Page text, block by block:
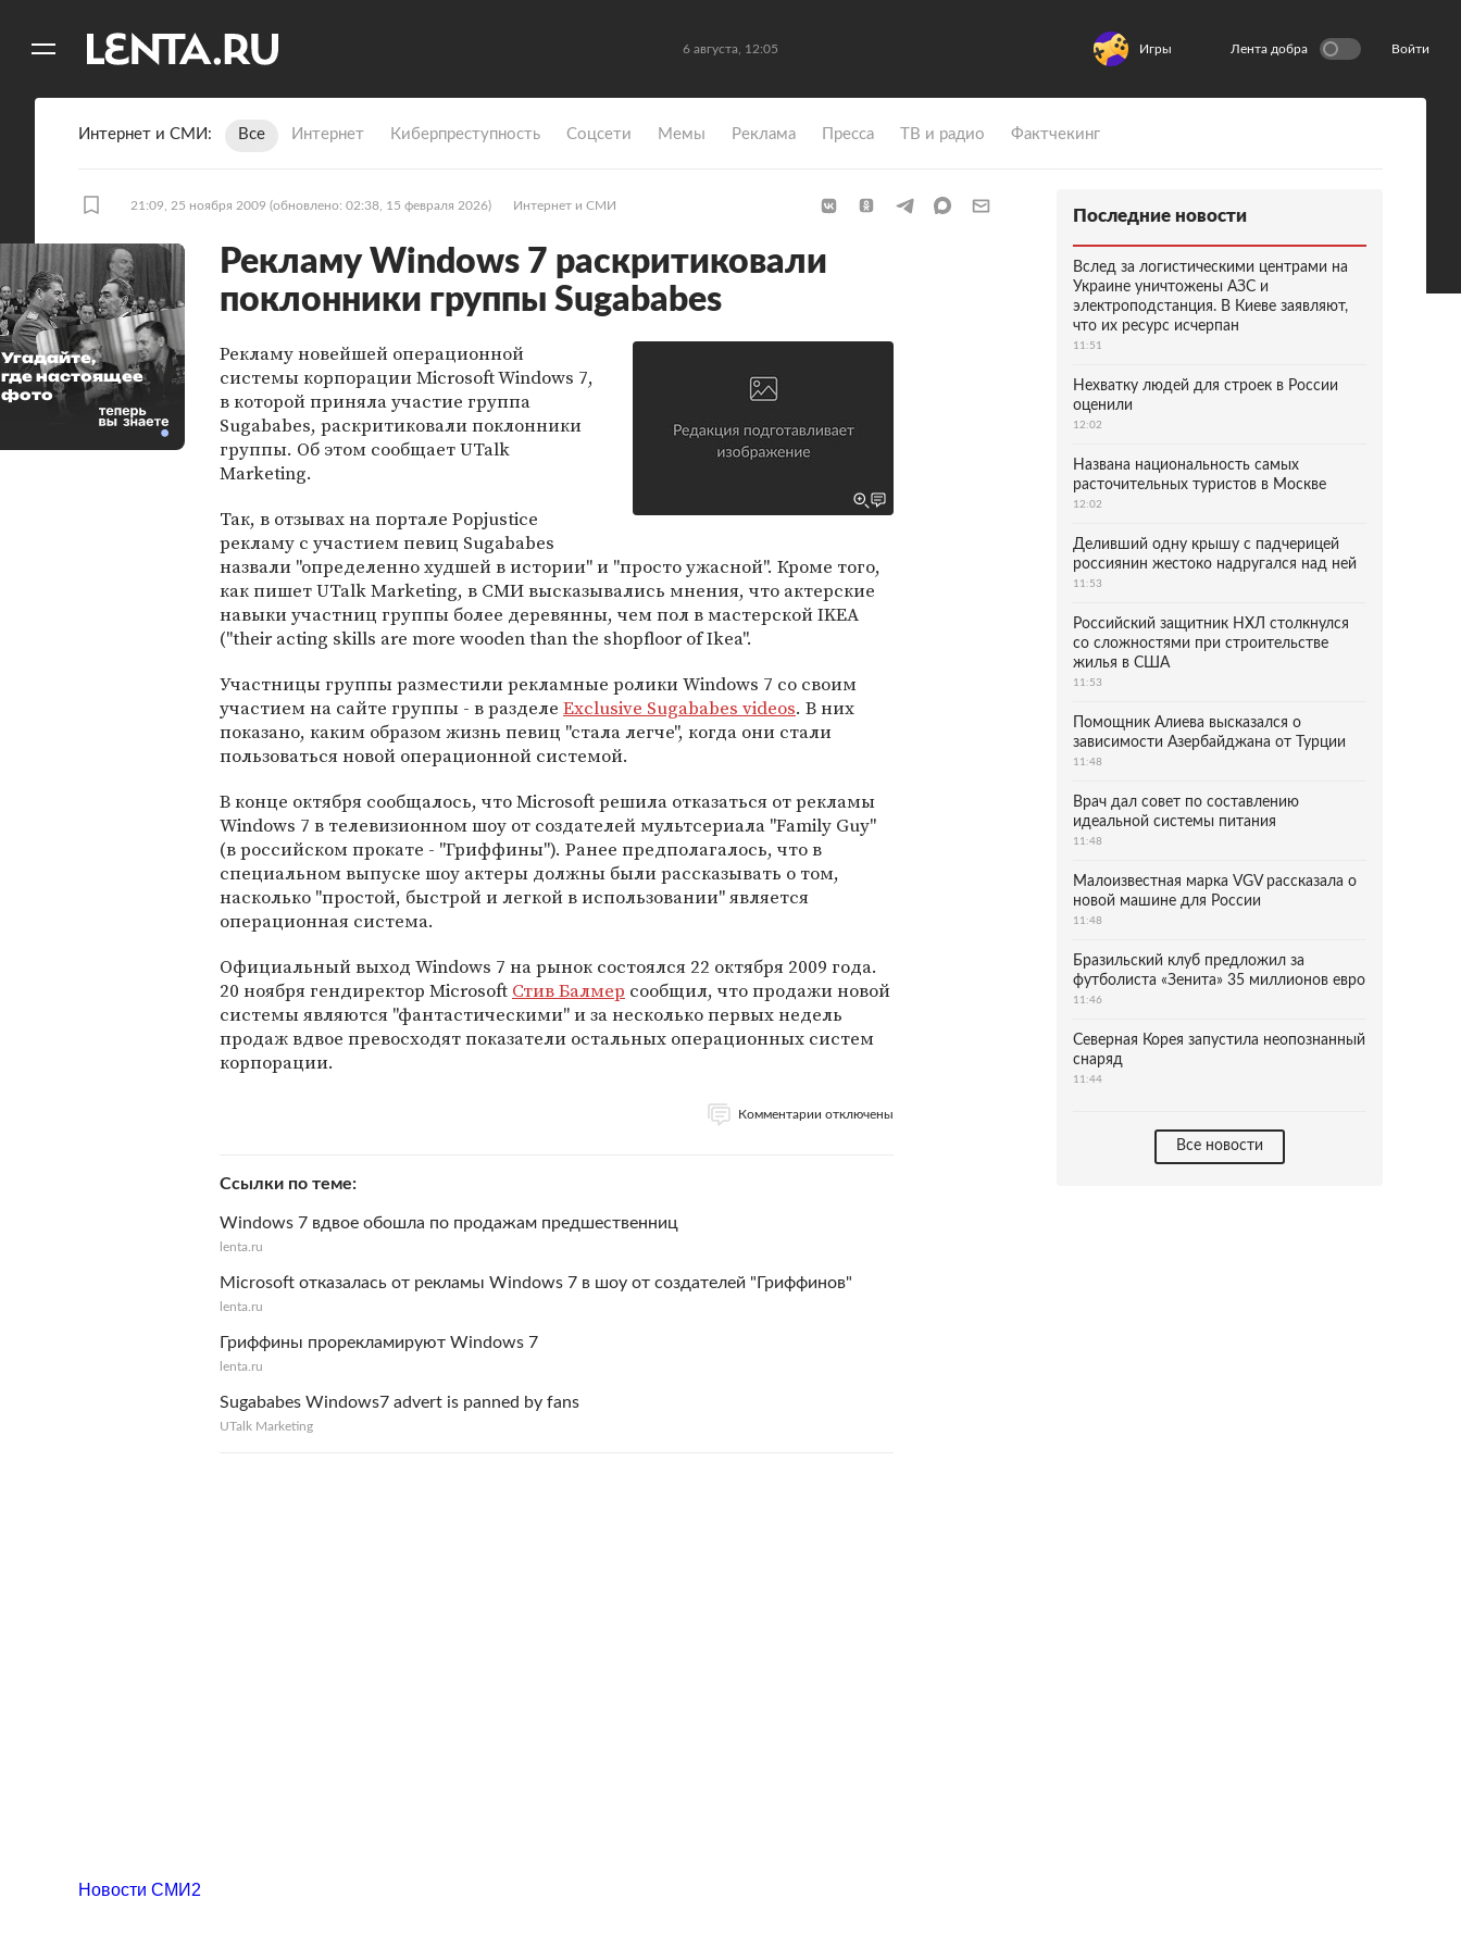
6 августа, 12:05 Игры Лента добра Войти
Интернет и СМИ Все Интернет Киберпреступность Coцсети Мемы Реклама Пресса ТВ и радио Фактчекинг
21:09, 25 ноября 2009 (обновлено: 02:38, 15 февраля 2026) Интернет и СМИ
Рекламу Windows 7 раскритиковали
поклонники группы Sugababes
Рекламу новейшей операционной
системы корпорации Microsoft Windows 7,
в которой приняла участие группа
Sugababes, раскритиковали поклонники
группы. Об этом сообщает UTalk
Marketing.
Так, в отзывах на портале Popjustice
рекламу с участием певиц Sugababes
назвали "определенно худшей в истории" и "просто ужасной". Кроме того,
как пишет UTalk Marketing, в СМИ высказывались мнения, что актерские
навыки участниц группы более деревянны, чем пол в мастерской IKEA
("their acting skills are more wooden than the shopfloor of Ikea".
Участницы группы разместили рекламные ролики Windows 7 со своим
участием на сайте группы - в разделе Exclusive Sugababes videos. В них
показано, каким образом жизнь певиц "стала легче", когда они стали
пользоваться новой операционной системой.
В конце октября сообщалось, что Microsoft решила отказаться от рекламы
Windows 7 в телевизионном шоу от создателей мультсериала "Family Guy"
(в российском прокате - "Гриффины"). Ранее предполагалось, что в
специальном выпуске шоу актеры должны были рассказывать о том,
насколько "простой, быстрой и легкой в использовании" является
операционная система.
Официальный выход Windows 7 на рынок состоялся 22 октября 2009 года.
20 ноября гендиректор Microsoft Стив Балмер сообщил, что продажи новой
системы являются "фантастическими" и за несколько первых недель
продаж вдвое превосходят показатели остальных операционных систем
корпорации.
Комментарии отключены
Ссылки по теме
Windows 7 вдвое обошла по продажам предшественниц
lenta.ru
Microsoft отказалась от рекламы Windows 7 в шоу от создателей "Гриффинов"
lenta.ru
Гриффины прорекламируют Windows 7
lenta.ru
Sugababes Windows7 advert is panned by fans
UTalk Marketing
Угадайте,
где настоящее
фото
Последние новости
Вслед за логистическими центрами на
Украине уничтожены АЗС и
электроподстанция. В Киеве заявляют,
что их ресурс исчерпан
11:51
Нехватку людей для строек в России
оценили
12:02
Названа национальность самых
расточительных туристов в Москве
12:02
Деливший одну крышу с падчерицей
россиянин жестоко надругался над ней
11:53
Российский защитник НХЛ столкнулся
со сложностями при строительстве
жилья в США
11:53
Помощник Алиева высказался о
зависимости Азербайджана от Турции
11:48
Врач дал совет по составлению
идеальной системы питания
11:48
Малоизвестная марка VGV рассказала о
новой машине для России
11:48
Бразильский клуб предложил за
футболиста «Зенита» 35 миллионов евро
11:46
Северная Корея запустила неопознанный
снаряд
11:44
Все новости
Новости СМИ2